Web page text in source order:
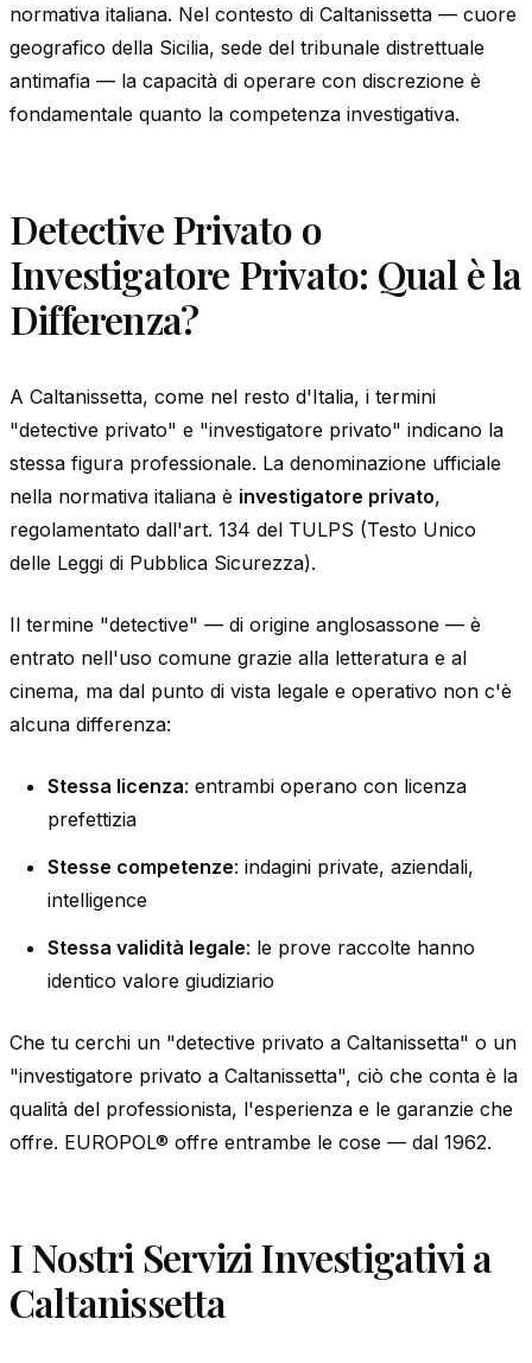
normativa italiana. Nel contesto di Caltanissetta — cuore
geografico della Sicilia, sede del tribunale distrettuale
antimafia — la capacità di operare con discrezione è
fondamentale quanto la competenza investigativa.
Detective Privato o
Investigatore Privato: Qual è la
Differenza?
A Caltanissetta, come nel resto d'Italia, i termini
"detective privato" e "investigatore privato" indicano la
stessa figura professionale. La denominazione ufficiale
nella normativa italiana è investigatore privato,
regolamentato dall'art. 134 del TULPS (Testo Unico
delle Leggi di Pubblica Sicurezza).
Il termine "detective" — di origine anglosassone — è
entrato nell'uso comune grazie alla letteratura e al
cinema, ma dal punto di vista legale e operativo non c'è
alcuna differenza:
Stessa licenza: entrambi operano con licenza
prefettizia
Stesse competenze: indagini private, aziendali,
intelligence
Stessa validità legale: le prove raccolte hanno
identico valore giudiziario
Che tu cerchi un "detective privato a Caltanissetta" o un
"investigatore privato a Caltanissetta", ciò che conta è la
qualità del professionista, l'esperienza e le garanzie che
offre. EUROPOL® offre entrambe le cose — dal 1962.
I Nostri Servizi Investigativi a
Caltanissetta